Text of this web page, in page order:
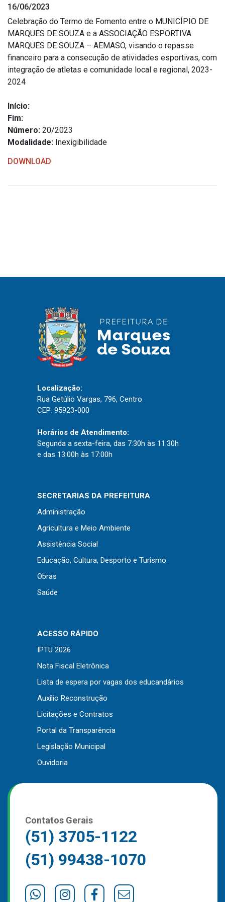
Estrutura Organizacional
Secretarias
Administração
Agricultura e Meio Ambiente
Assistência Social
Educação, Cultura, Desporto e Turismo
Saúde
Publicações
Diário Oficial (Até 30/04)
Recursos Humanos
Seletivo Simplificado
Concursos
Dispensas e Inexigibilidades
Chamamentos Públicos
Leis, Decretos e Portarias
Cespro
Downloads
Notícias
Contato
Página Inicial
16/06/2023
Celebração do Termo de Fomento entre o MUNICÍPIO DE
MARQUES DE SOUZA e a ASSOCIAÇÃO ESPORTIVA
MARQUES DE SOUZA – AEMASO, visando o repasse
financeiro para a consecução de atividades esportivas, com
integração de atletas e comunidade local e regional, 2023-
2024
Início:
Fim:
Número: 20/2023
Modalidade: Inexigibilidade
DOWNLOAD
Localização:
Rua Getúlio Vargas, 796, Centro
CEP: 95923-000
Horários de Atendimento:
Segunda a sexta-feira, das 7:30h às 11:30h
e das 13:00h às 17:00h
SECRETARIAS DA PREFEITURA
Administração
Agricultura e Meio Ambiente
Assistência Social
Educação, Cultura, Desporto e Turismo
Obras
Saúde
ACESSO RÁPIDO
IPTU 2026
Nota Fiscal Eletrônica
Lista de espera por vagas dos educandários
Auxílio Reconstrução
Licitações e Contratos
Portal da Transparência
Legislação Municipal
Ouvidoria
Contatos Gerais
(51) 3705-1122
(51) 99438-1070